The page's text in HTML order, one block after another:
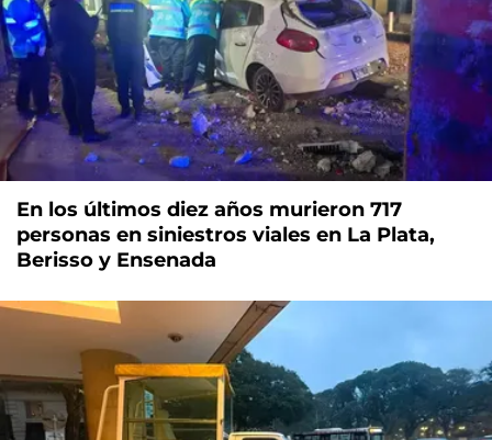
En los últimos diez años murieron 717
personas en siniestros viales en La Plata,
Berisso y Ensenada